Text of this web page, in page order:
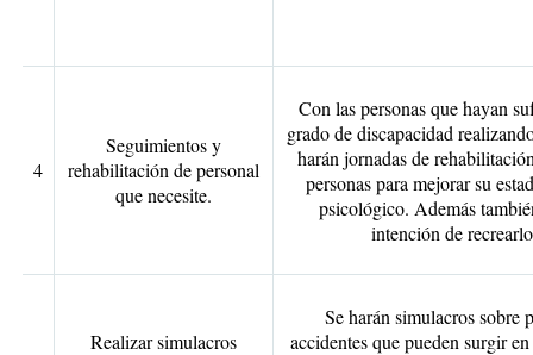
4
Seguimientos y
rehabilitación de personal
que necesite.
Con las personas que hayan
grado de discapacidad
harán jornadas de
personas para mejorar su
psicológico. Además
intención de
Realizar simulacros
Se harán simulacros sobre
accidentes que pueden surgir